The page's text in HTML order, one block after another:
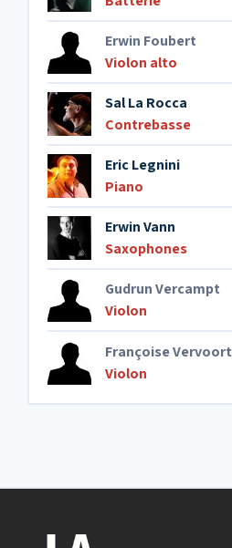
Erwin Foubert
Violon alto
Sal La Rocca
Contrebasse
Eric Legnini
Piano
Erwin Vann
Saxophones
Gudrun Vercampt
Violon
Françoise Vervoort
Violon